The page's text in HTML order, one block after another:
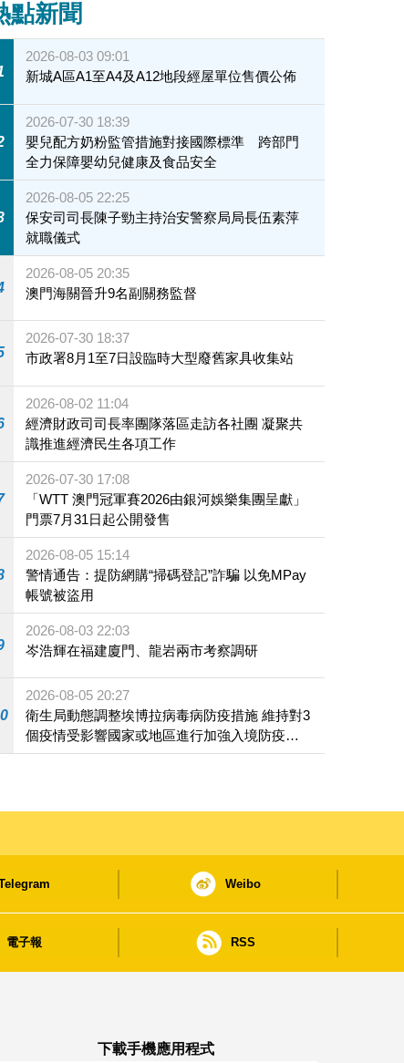
點新聞
2026-08-03 09:01
新城A區A1至A4及A12地段經屋單位售價公佈
2026-07-30 18:39
嬰兒配方奶粉監管措施對接國際標準 跨部門
全力保障嬰幼兒健康及食品安全
2026-08-05 22:25
保安司司長陳子勁主持治安警察局局長伍素萍
就職儀式
2026-08-05 20:35
澳門海關晉升9名副關務監督
2026-07-30 18:37
市政署8月1至7日設臨時大型廢舊家具收集站
2026-08-02 11:04
經濟財政司司長率團隊落區走訪各社團 凝聚共
識推進經濟民生各項工作
2026-07-30 17:08
「WTT 澳門冠軍賽2026由銀河娛樂集團呈獻」
門票7月31日起公開發售
2026-08-05 15:14
警情通告：提防網購“掃碼登記”詐騙 以免MPay
帳號被盜用
2026-08-03 22:03
岑浩輝在福建廈門、龍岩兩市考察調研
2026-08-05 20:27
衛生局動態調整埃博拉病毒病防疫措施 維持對3
個疫情受影響國家或地區進行加強入境防疫措
施
Weibo
電子報 RSS
下載手機應用程式